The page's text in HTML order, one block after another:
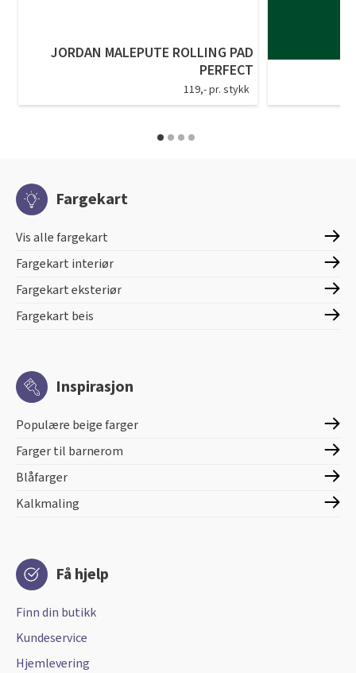
JORDAN MALEPUTE ROLLING PAD
PERFECT
119,- pr. stykk
Fargekart
Vis alle fargekart
Fargekart interiør
Fargekart eksteriør
Fargekart beis
Inspirasjon
Populære beige farger
Farger til barnerom
Blåfarger
Kalkmaling
Få hjelp
Finn din butikk
Kundeservice
Hjemlevering